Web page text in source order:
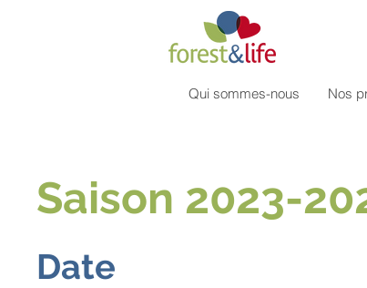
Qui sommes-nous Nos
Saison 2023-
Date